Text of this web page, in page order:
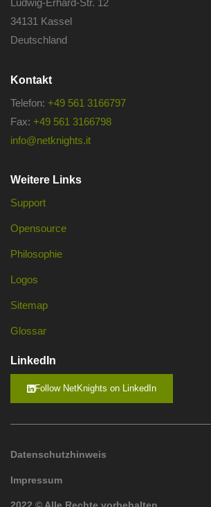
Ludwig-Erhard-Str. 12
34131 Kassel
Deutschland
Kontakt
Telefon: +49 561 3166797
Fax: +49 561 3166798
info@netknights.it
Weitere Links
Support
Opensource
Philosophie
Logos
Sitemap
Glossar
LinkedIn
Follow NetKnights on LinkedIn
Datenschutzhinweis
Impressum